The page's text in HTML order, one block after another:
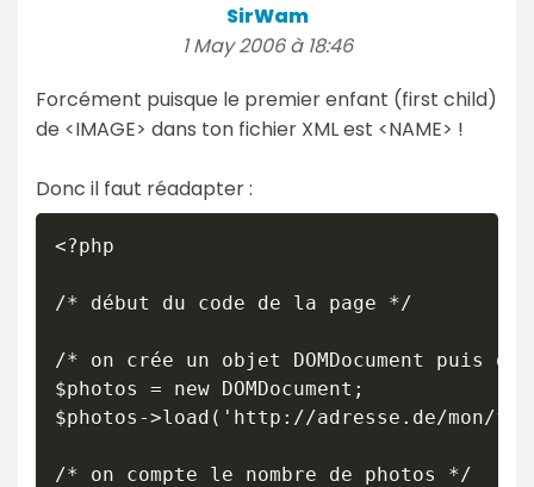
SirWam
1 May 2006 à 18:46
Forcément puisque le premier enfant (first child)
de <IMAGE> dans ton fichier XML est <NAME> !
Donc il faut réadapter :
<?php
/* début du code de la page */
/* on crée un objet DOMDocument puis
$photos = new DOMDocument;
$photos->load('http://adresse.de/mon/
/* on compte le nombre de photos */